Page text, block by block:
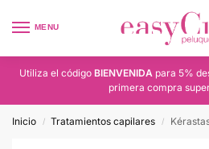
MENU
Utiliza el código BIENVENIDApara 5%
primera compra
Inicio / Tratamientos capilares /